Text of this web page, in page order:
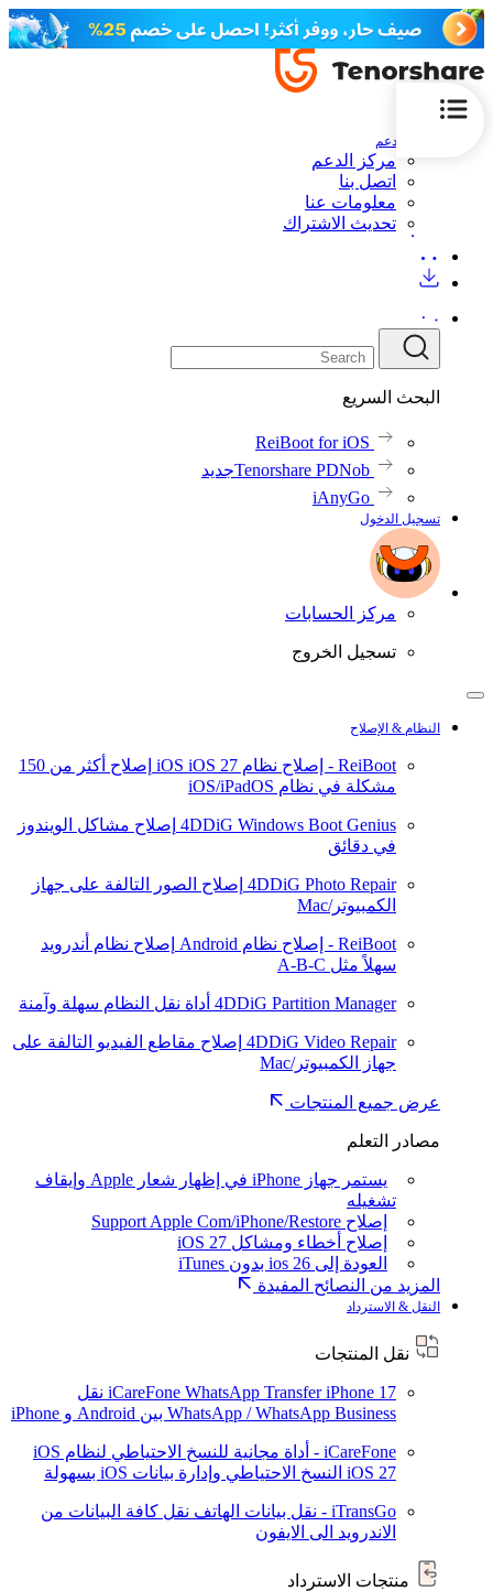
الدعم
مركز الدعم
اتصل بنا
معلومات عنا
تحديث الاشتراك
البحث السريع
ReiBoot for iOS
Tenorshare PDNobجديد
iAnyGo
تسجيل الدخول
مركز الحسابات
تسجيل الخروج
النظام & الإصلاح
ReiBoot - إصلاح نظام iOS iOS 27
إصلاح أكثر من 150
مشكلة في نظام iOS/iPadOS
4DDiG Windows Boot Genius إصلاح مشاكل الويندوز
في دقائق
4DDiG Photo Repair إصلاح الصور التالفة على جهاز
الكمبيوتر/Mac
ReiBoot - إصلاح نظام Android
إصلاح نظام أندرويد
سهلاً مثل A-B-C
4DDiG Partition Manager أداة نقل النظام سهلة وآمنة
4DDiG Video Repair إصلاح مقاطع الفيديو التالفة على
جهاز الكمبيوتر/Mac
عرض جميع المنتجات
مصادر التعلم
يستمر جهاز iPhone في إظهار شعار Apple وإيقاف
تشغيله
إصلاح Support Apple Com/iPhone/Restore
إصلاح أخطاء ومشاكل iOS 27
العودة إلى ios 26 بدون iTunes
المزيد من النصائح المفيدة
النقل & الاسترداد
نقل المنتجات
iCareFone WhatsApp TransferiPhone 17
نقل
WhatsApp / WhatsApp Business بين Android و iPhone
iCareFone - أداة مجانية للنسخ الاحتياطي لنظام iOS
iOS 27 النسخ الاحتياطي وإدارة بيانات iOS بسهولة
iTransGo - نقل بيانات الهاتف
نقل كافة البيانات من
الاندرويد الى الايفون
منتجات الاسترداد